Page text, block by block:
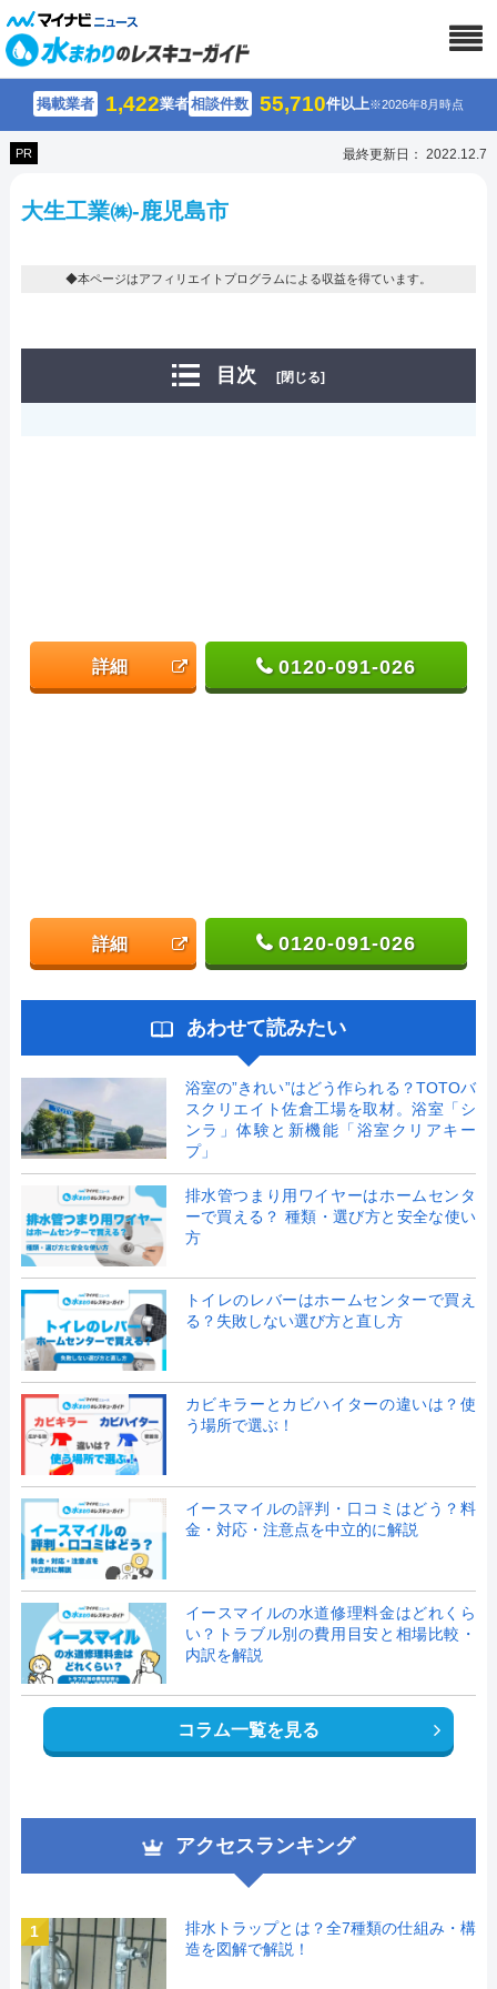
掲載業者 1,422業者相談件数 55,710件以上※2026年8月時点
PR 最終更新日： 2022.12.7
大生工業㈱-鹿児島市
◆本ページはアフィリエイトプログラムによる収益を得ています。
目次 [閉じる]
詳細 0120-091-026
詳細 0120-091-026
あわせて読みたい
浴室の”きれい”はどう作られる？TOTOバ
スクリエイト佐倉工場を取材。浴室「シ
ンラ」体験と新機能「浴室クリアキー
プ」
排水管つまり用ワイヤーはホームセンタ
ーで買える？ 種類・選び方と安全な使い
方
トイレのレバーはホームセンターで買え
る？失敗しない選び方と直し方
カビキラーとカビハイターの違いは？使
う場所で選ぶ！
イースマイルの評判・口コミはどう？料
金・対応・注意点を中立的に解説
イースマイルの水道修理料金はどれくら
い？トラブル別の費用目安と相場比較・
内訳を解説
コラム一覧を見る
アクセスランキング
1
排水トラップとは？全7種類の仕組み・構
造を図解で解説！